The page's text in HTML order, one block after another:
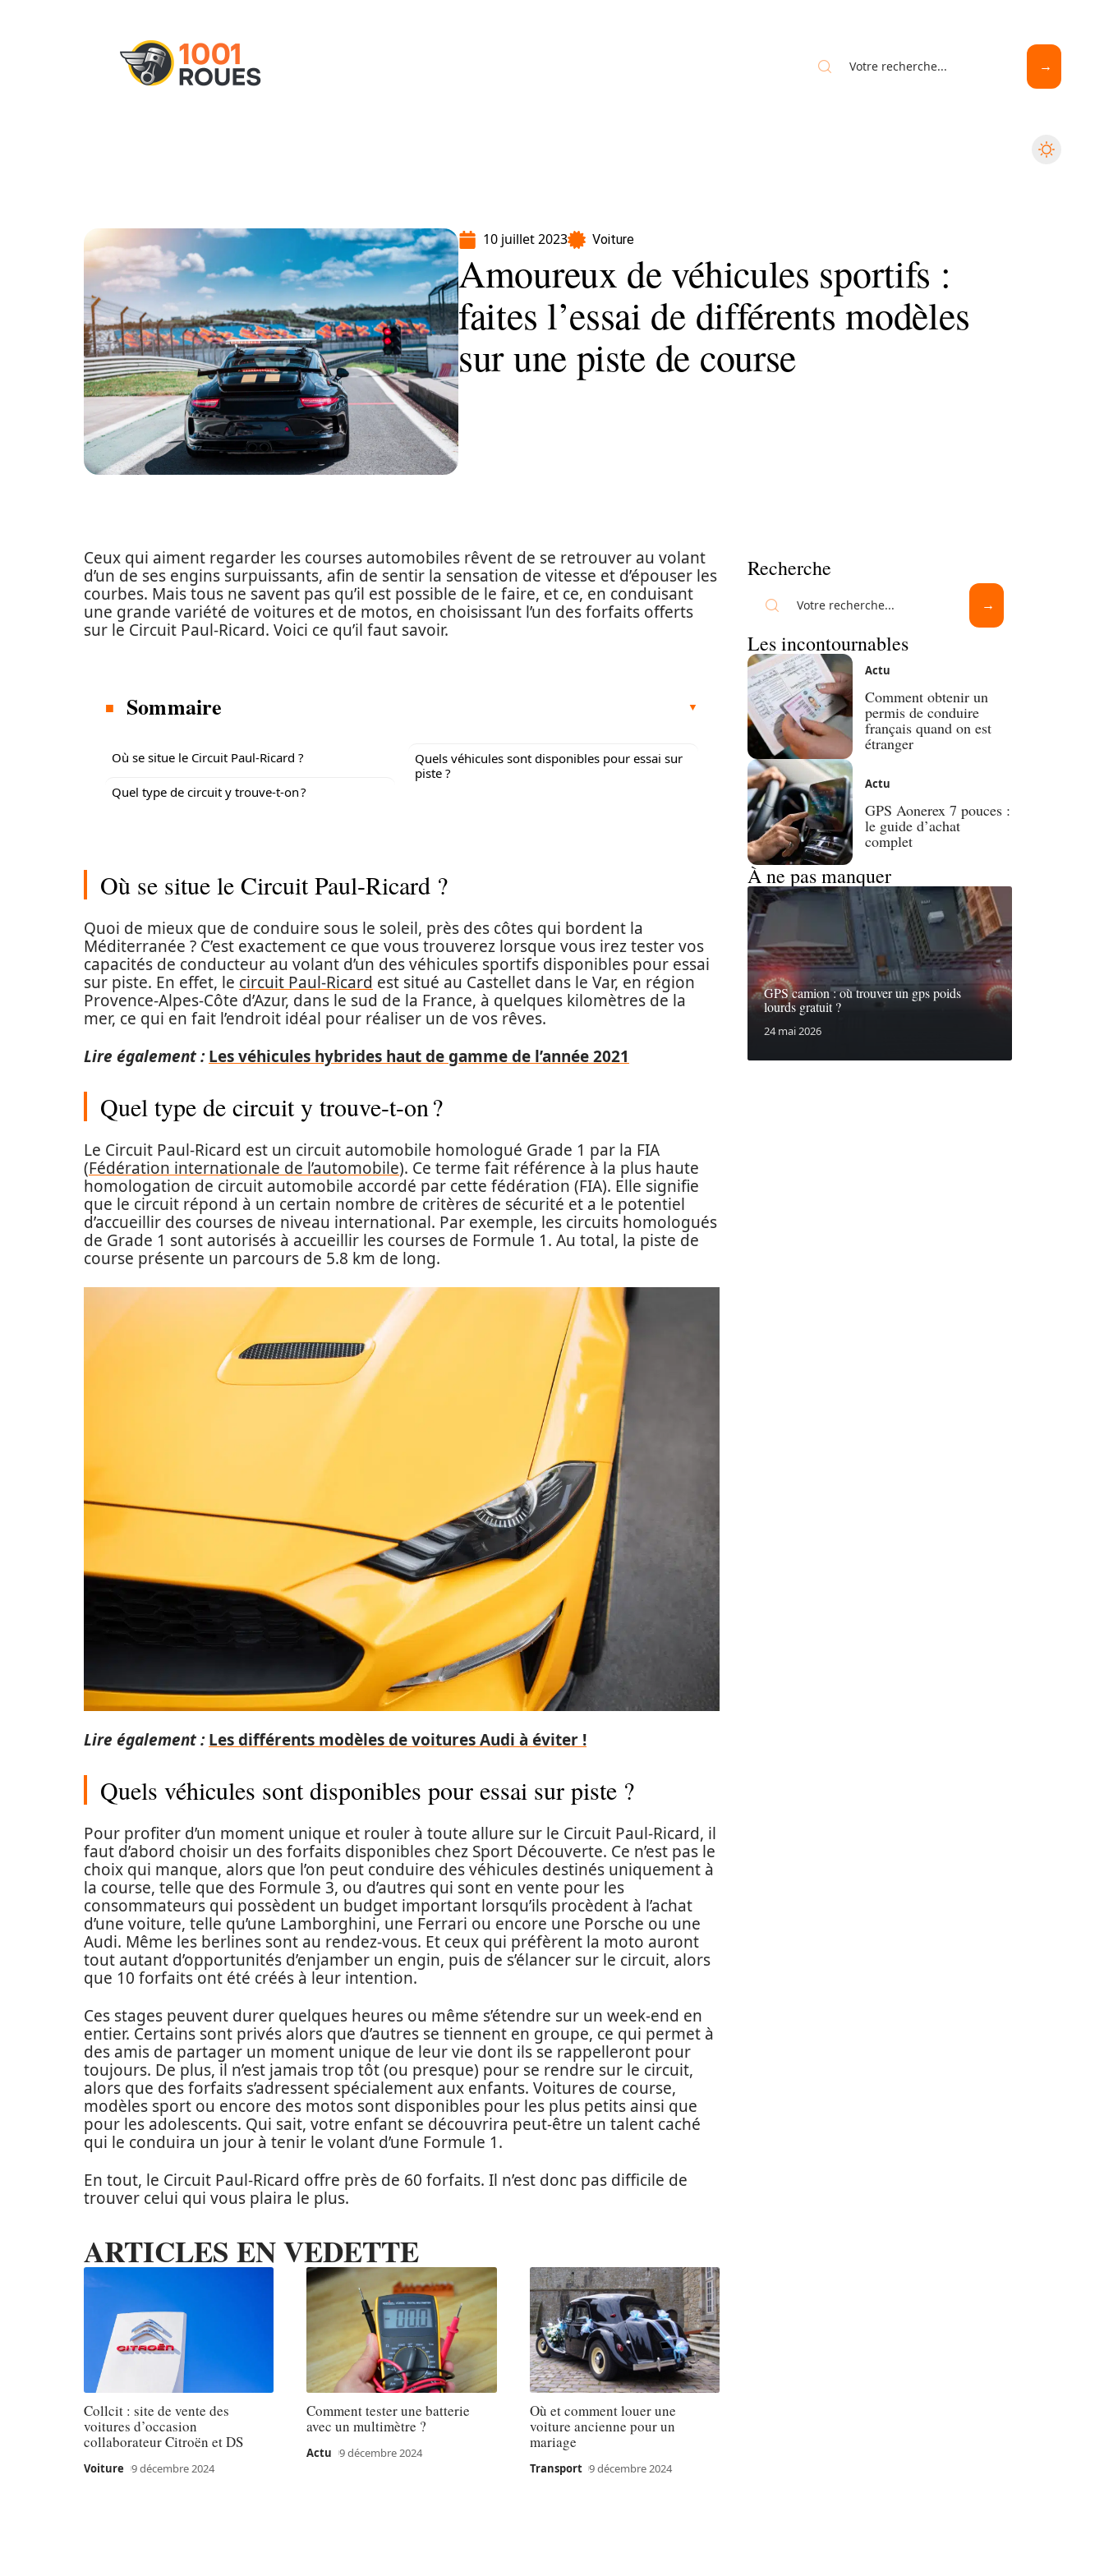
10 juillet 2023 Voiture
Amoureux de véhicules sportifs :
faites l’essai de différents modèles
sur une piste de course
Ceux qui aiment regarder les courses automobiles rêvent de se retrouver au volant
d’un de ses engins surpuissants, afin de sentir la sensation de vitesse et d’épouser les
courbes. Mais tous ne savent pas qu’il est possible de le faire, et ce, en conduisant
une grande variété de voitures et de motos, en choisissant l’un des forfaits offerts
sur le Circuit Paul-Ricard. Voici ce qu’il faut savoir.
Sommaire
Où se situe le Circuit Paul-Ricard ?
Quel type de circuit y trouve-t-on ?
Quels véhicules sont disponibles pour essai sur
piste ?
Où se situe le Circuit Paul-Ricard ?
Quoi de mieux que de conduire sous le soleil, près des côtes qui bordent la
Méditerranée ? C’est exactement ce que vous trouverez lorsque vous irez tester vos
capacités de conducteur au volant d’un des véhicules sportifs disponibles pour essai
sur piste. En effet, le circuit Paul-Ricard est situé au Castellet dans le Var, en région
Provence-Alpes-Côte d’Azur, dans le sud de la France, à quelques kilomètres de la
mer, ce qui en fait l’endroit idéal pour réaliser un de vos rêves.
Lire également : Les véhicules hybrides haut de gamme de l’année 2021
Quel type de circuit y trouve-t-on ?
Le Circuit Paul-Ricard est un circuit automobile homologué Grade 1 par la FIA
(Fédération internationale de l’automobile). Ce terme fait référence à la plus haute
homologation de circuit automobile accordé par cette fédération (FIA). Elle signifie
que le circuit répond à un certain nombre de critères de sécurité et a le potentiel
d’accueillir des courses de niveau international. Par exemple, les circuits homologués
de Grade 1 sont autorisés à accueillir les courses de Formule 1. Au total, la piste de
course présente un parcours de 5.8 km de long.
Lire également : Les différents modèles de voitures Audi à éviter !
Quels véhicules sont disponibles pour essai sur piste ?
Pour profiter d’un moment unique et rouler à toute allure sur le Circuit Paul-Ricard, il
faut d’abord choisir un des forfaits disponibles chez Sport Découverte. Ce n’est pas le
choix qui manque, alors que l’on peut conduire des véhicules destinés uniquement à
la course, telle que des Formule 3, ou d’autres qui sont en vente pour les
consommateurs qui possèdent un budget important lorsqu’ils procèdent à l’achat
d’une voiture, telle qu’une Lamborghini, une Ferrari ou encore une Porsche ou une
Audi. Même les berlines sont au rendez-vous. Et ceux qui préfèrent la moto auront
tout autant d’opportunités d’enjamber un engin, puis de s’élancer sur le circuit, alors
que 10 forfaits ont été créés à leur intention.
Ces stages peuvent durer quelques heures ou même s’étendre sur un week-end en
entier. Certains sont privés alors que d’autres se tiennent en groupe, ce qui permet à
des amis de partager un moment unique de leur vie dont ils se rappelleront pour
toujours. De plus, il n’est jamais trop tôt (ou presque) pour se rendre sur le circuit,
alors que des forfaits s’adressent spécialement aux enfants. Voitures de course,
modèles sport ou encore des motos sont disponibles pour les plus petits ainsi que
pour les adolescents. Qui sait, votre enfant se découvrira peut-être un talent caché
qui le conduira un jour à tenir le volant d’une Formule 1.
En tout, le Circuit Paul-Ricard offre près de 60 forfaits. Il n’est donc pas difficile de
trouver celui qui vous plaira le plus.
ARTICLES EN VEDETTE
Collcit : site de vente des
voitures d’occasion
collaborateur Citroën et DS
Voiture 9 décembre 2024
Comment tester une batterie
avec un multimètre ?
Actu 9 décembre 2024
Où et comment louer une
voiture ancienne pour un
mariage
Transport 9 décembre 2024
Recherche
Les incontournables
Actu
Comment obtenir un
permis de conduire
français quand on est
étranger
Actu
GPS Aonerex 7 pouces :
le guide d’achat
complet
À ne pas manquer
GPS camion : où trouver un gps poids
lourds gratuit ?
24 mai 2026